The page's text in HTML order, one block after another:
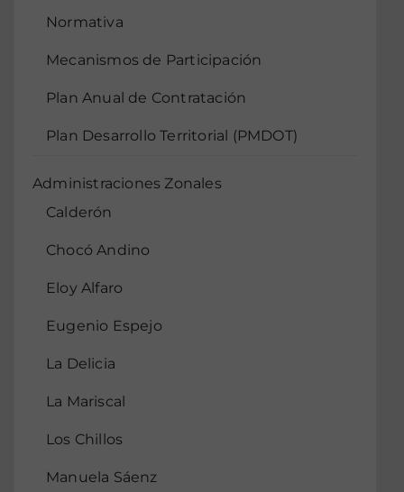
Normativa
Mecanismos de Participación
Plan Anual de Contratación
Plan Desarrollo Territorial (PMDOT)
Administraciones Zonales
Calderón
Chocó Andino
Eloy Alfaro
Eugenio Espejo
La Delicia
La Mariscal
Los Chillos
Manuela Sáenz